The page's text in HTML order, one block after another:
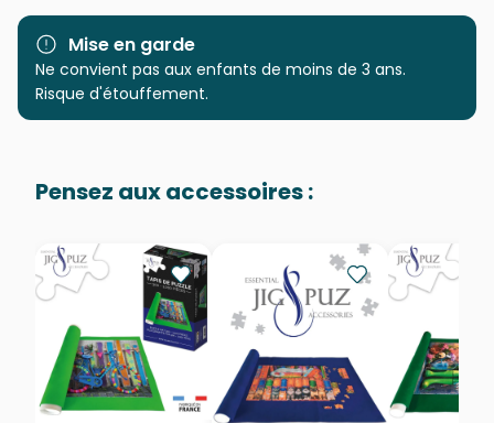
Marque Bluebird Puzzle
Catégorie Puzzles - Rétros et Nostalgie
Age
Puzzle pour Adultes (500 à
Provenance Fabriqué en France
EAN 3663384906695
Nombre de pièces 2000 pièces
Dimensions 98 x 69 cm
Mise en garde
Ne convient pas aux enfants de moins de 3 ans.
Risque d'étouffement.
Pensez aux accessoires :